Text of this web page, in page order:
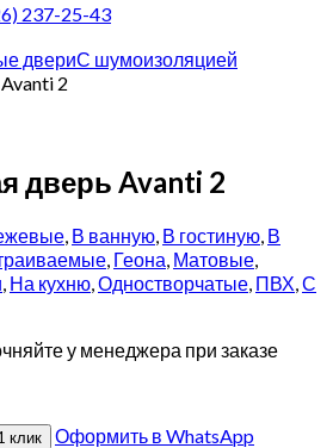
237-25-43
двериС шумоизоляцией
2
дверь Avanti 2
, В ванную, В гостиную, В
, Геона, Матовые,
, На кухню,Одностворчатые, ПВХ,С
у менеджера при заказе
клик
Оформить в WhatsApp